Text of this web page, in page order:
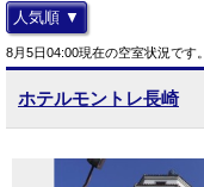
人気順 ▼
8月5日04:00現在の空室状況です。
ホテルモントレ長崎